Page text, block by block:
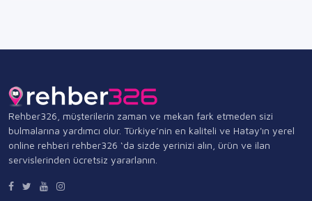
Rehber326, müşterilerin zaman ve mekan fark etmeden sizi
bulmalarına yardımcı olur. Türkiye’nin en kaliteli ve Hatay'ın yerel
online rehberi rehber326 ‘da sizde yerinizi alın, ürün ve ilan
servislerinden ücretsiz yararlanın.